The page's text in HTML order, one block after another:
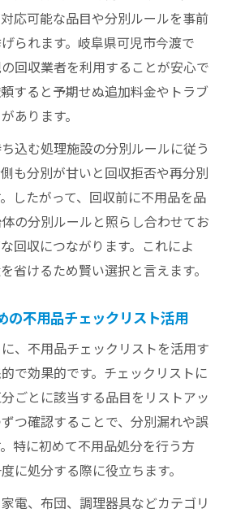
応可能な品目や分別ルールを事前
られます。岐阜県可児市今渡で
回収業者を利用することが安心で
すると予期せぬ追加料金やトラブ
あります。
込む処理施設の分別ルールに従う
も分別が甘いと回収拒否や再分別
したがって、回収前に不用品を品
の分別ルールと照らし合わせてお
回収につながります。これによ
省けるため賢い選択と言えます。
の不用品チェックリスト活用
、不用品チェックリストを活用す
で効果的です。チェックリストに
ごとに該当する品目をリストアッ
つ確認することで、分別漏れや誤
特に初めて不用品処分を行う方
に処分する際に役立ちます。
電、布団、調理器具などカテゴリ